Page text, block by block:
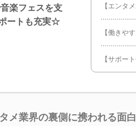
楽フェスを支
ートも充実☆
【エンタ
【働きや
【サポー
メ業界の裏側に携われる面白